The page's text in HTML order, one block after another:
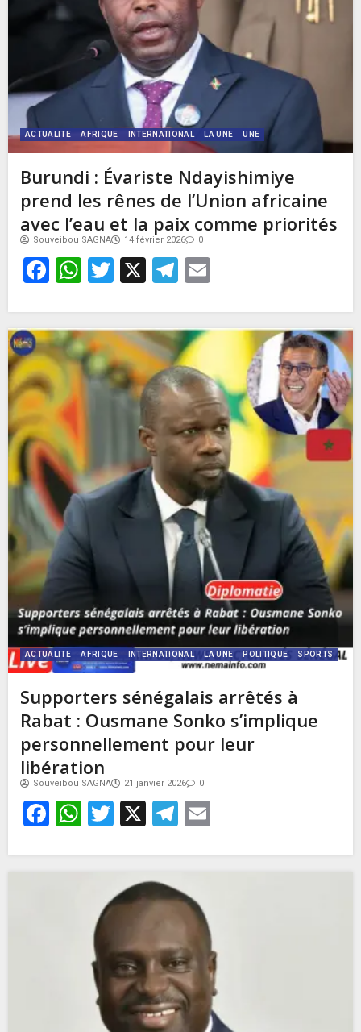
ACTUALITE AFRIQUE INTERNATIONAL LA UNE UNE
Burundi : Évariste Ndayishimiye
prend les rênes de l’Union africaine
avec l’eau et la paix comme priorités
Souveibou SAGNA 14 février 2026 0
Facebook
WhatsApp
Twitter
X Telegram
ACTUALITE AFRIQUE INTERNATIONAL LA UNE POLITIQUE SPORTS
Supporters sénégalais arrêtés à
Rabat : Ousmane Sonko s’implique
personnellement pour leur
libération
Souveibou SAGNA 21 janvier 2026 0
Facebook
WhatsApp
Twitter
X Telegram